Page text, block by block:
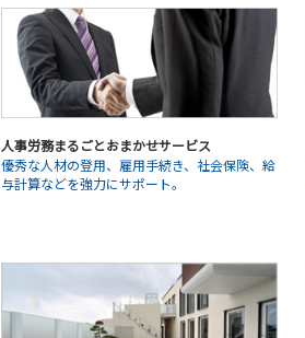
人事労務まるごとおまかせサービス
優秀な人材の登用、雇用手続き、社会保険、給
与計算などを強力にサポート。